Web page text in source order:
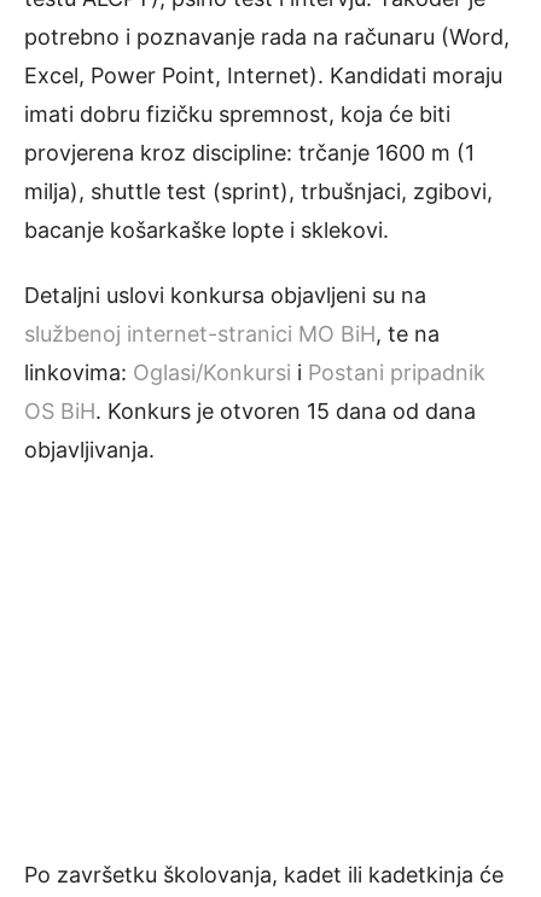
potrebno i poznavanje rada na računaru (Word,
Excel, Power Point, Internet). Kandidati moraju
imati dobru fizičku spremnost, koja će biti
provjerena kroz discipline: trčanje 1600 m (1
milja), shuttle test (sprint), trbušnjaci, zgibovi,
bacanje košarkaške lopte i sklekovi.
Detaljni uslovi konkursa objavljeni su na
službenoj internet-stranici MO BiH, te na
linkovima: Oglasi/Konkursi i Postani pripadnik
OS BiH. Konkurs je otvoren 15 dana od dana
objavljivanja.
Po završetku školovanja, kadet ili kadetkinja će